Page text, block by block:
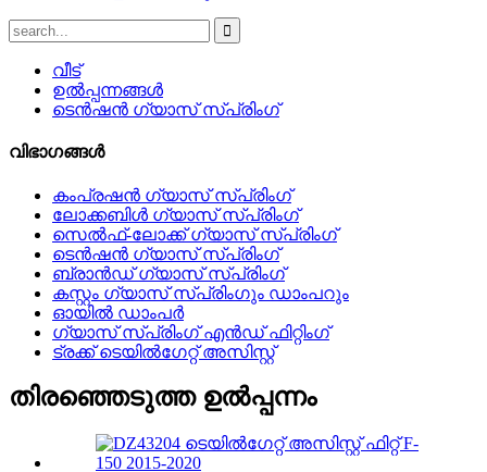
വീട്
ഉൽപ്പന്നങ്ങൾ
ടെൻഷൻ ഗ്യാസ് സ്പ്രിംഗ്
വിഭാഗങ്ങൾ
കംപ്രഷൻ ഗ്യാസ് സ്പ്രിംഗ്
ലോക്കബിൾ ഗ്യാസ് സ്പ്രിംഗ്
സെൽഫ്-ലോക്ക് ഗ്യാസ് സ്പ്രിംഗ്
ടെൻഷൻ ഗ്യാസ് സ്പ്രിംഗ്
ബ്രാൻഡ് ഗ്യാസ് സ്പ്രിംഗ്
കസ്റ്റം ഗ്യാസ് സ്പ്രിംഗും ഡാംപറും
ഓയിൽ ഡാംപർ
ഗ്യാസ് സ്പ്രിംഗ് എൻഡ് ഫിറ്റിംഗ്
ട്രക്ക് ടെയിൽഗേറ്റ് അസിസ്റ്റ്
തിരഞ്ഞെടുത്ത ഉൽപ്പന്നം